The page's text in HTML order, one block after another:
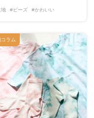
地 #ビーズ #かわいい
コラム